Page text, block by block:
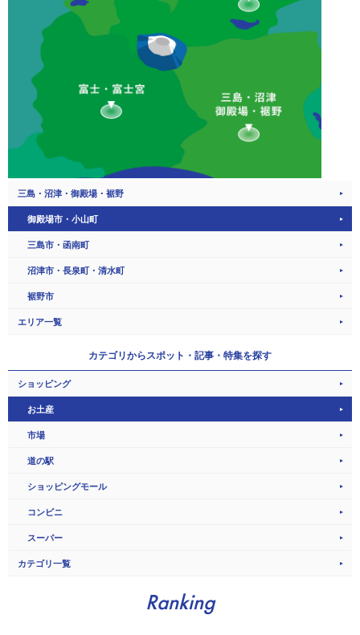
三島・沼津・御殿場・裾野
御殿場市・小山町
三島市・函南町
沼津市・長泉町・清水町
裾野市
エリア一覧
カテゴリからスポット・記事・特集を探す
ショッピング
お土産
市場
道の駅
ショッピングモール
コンビニ
スーパー
カテゴリ一覧
Ranking